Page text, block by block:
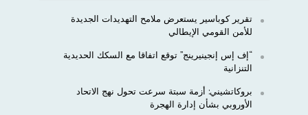
تقرير كوباسير يستعرض ملامح التهديدات الجديدة
للأمن القومي الإيطالي
“إف إس إنجينيرينج” توقع اتفاقا مع السكك الحديدية
التنزانية
بروكاتشيني: أزمة سبتة سرعت تحول نهج الاتحاد
الأوروبي بشأن إدارة الهجرة